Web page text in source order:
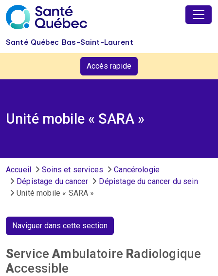
Aller au contenu principal
Santé Québec Bas-Saint-Laurent
Accès rapide
Unité mobile « SARA »
Fil d'Ariane
Accueil Soins et services
Cancérologie
Dépistage du cancer
Dépistage du cancer du sein
Unité mobile « SARA »
Naviguer dans cette section
ServiceAmbulatoire Radiologique
Accessible